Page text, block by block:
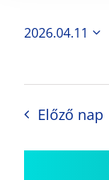
2026.04.11
Előző nap